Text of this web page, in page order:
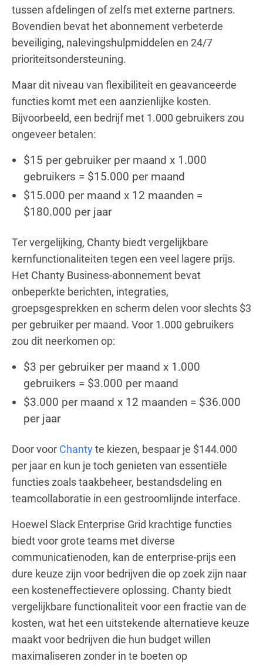
tussen afdelingen of zelfs met externe partners.
Bovendien bevat het abonnement verbeterde
beveiliging, nalevingshulpmiddelen en 24/7
prioriteitsondersteuning.
Maar dit niveau van flexibiliteit en geavanceerde
functies komt met een aanzienlijke kosten.
Bijvoorbeeld, een bedrijf met 1.000 gebruikers zou
ongeveer betalen:
$15 per gebruiker per maand x 1.000
gebruikers = $15.000 per maand
$15.000 per maand x 12 maanden =
$180.000 per jaar
Ter vergelijking, Chanty biedt vergelijkbare
kernfunctionaliteiten tegen een veel lagere prijs.
Het Chanty Business-abonnement bevat
onbeperkte berichten, integraties,
groepsgesprekken en scherm delen voor slechts $3
per gebruiker per maand. Voor 1.000 gebruikers
zou dit neerkomen op:
$3 per gebruiker per maand x 1.000
gebruikers = $3.000 per maand
$3.000 per maand x 12 maanden = $36.000
per jaar
Door voor Chantyte kiezen, bespaar je $144.000
per jaar en kun je toch genieten van essentiële
functies zoals taakbeheer, bestandsdeling en
teamcollaboratie in een gestroomlijnde interface.
Hoewel Slack Enterprise Grid krachtige functies
biedt voor grote teams met diverse
communicatienoden, kan de enterprise-prijs een
dure keuze zijn voor bedrijven die op zoek zijn naar
een kosteneffectievere oplossing. Chanty biedt
vergelijkbare functionaliteit voor een fractie van de
kosten, wat het een uitstekende alternatieve keuze
maakt voor bedrijven die hun budget willen
maximaliseren zonder in te boeten op